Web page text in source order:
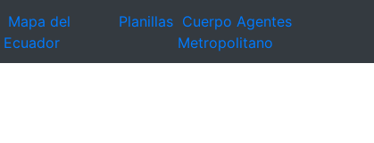
Mapa del
Ecuador
Planillas Cuerpo Agentes
Metropolitano